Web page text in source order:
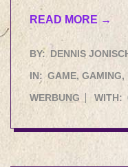
READ MORE →
2026-
02-
05
BY: DENNIS
IN: GAME,GAMING,
WERBUNG WITH: